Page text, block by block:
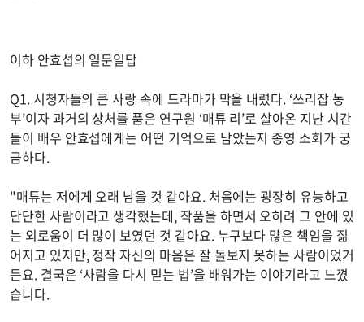
이하 안효섭의 일문일답
Q1. 시청자들의 큰 사랑 속에 드라마가 막을 내렸다. ‘쓰리잡 농
부’이자 과거의 상처를 품은 연구원 ‘매튜 리’로 살아온 지난 시간
들이 배우 안효섭에게는 어떤 기억으로 남았는지 종영 소회가 궁
금하다.
"매튜는 저에게 오래 남을 것 같아요. 처음에는 굉장히 유능하고
단단한 사람이라고 생각했는데, 작품을 하면서 오히려 그 안에 있
는 외로움이 더 많이 보였던 것 같아요. 누구보다 많은 책임을 짊
어지고 있지만, 정작 자신의 마음은 잘 돌보지 못하는 사람이었거
든요. 결국은 ‘사람을 다시 믿는 법’을 배워가는 이야기라고 느꼈
습니다.